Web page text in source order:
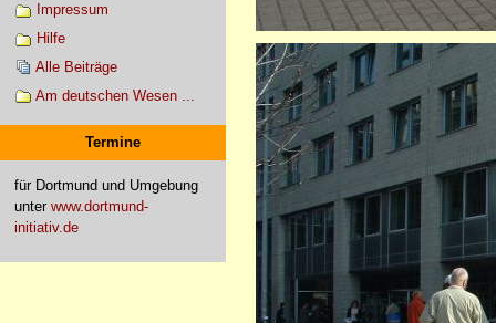
Impressum
Hilfe
Alle Beiträge
Am deutschen Wesen ...
Termine
für Dortmund und Umgebung
unter www.dortmund-
initiativ.de